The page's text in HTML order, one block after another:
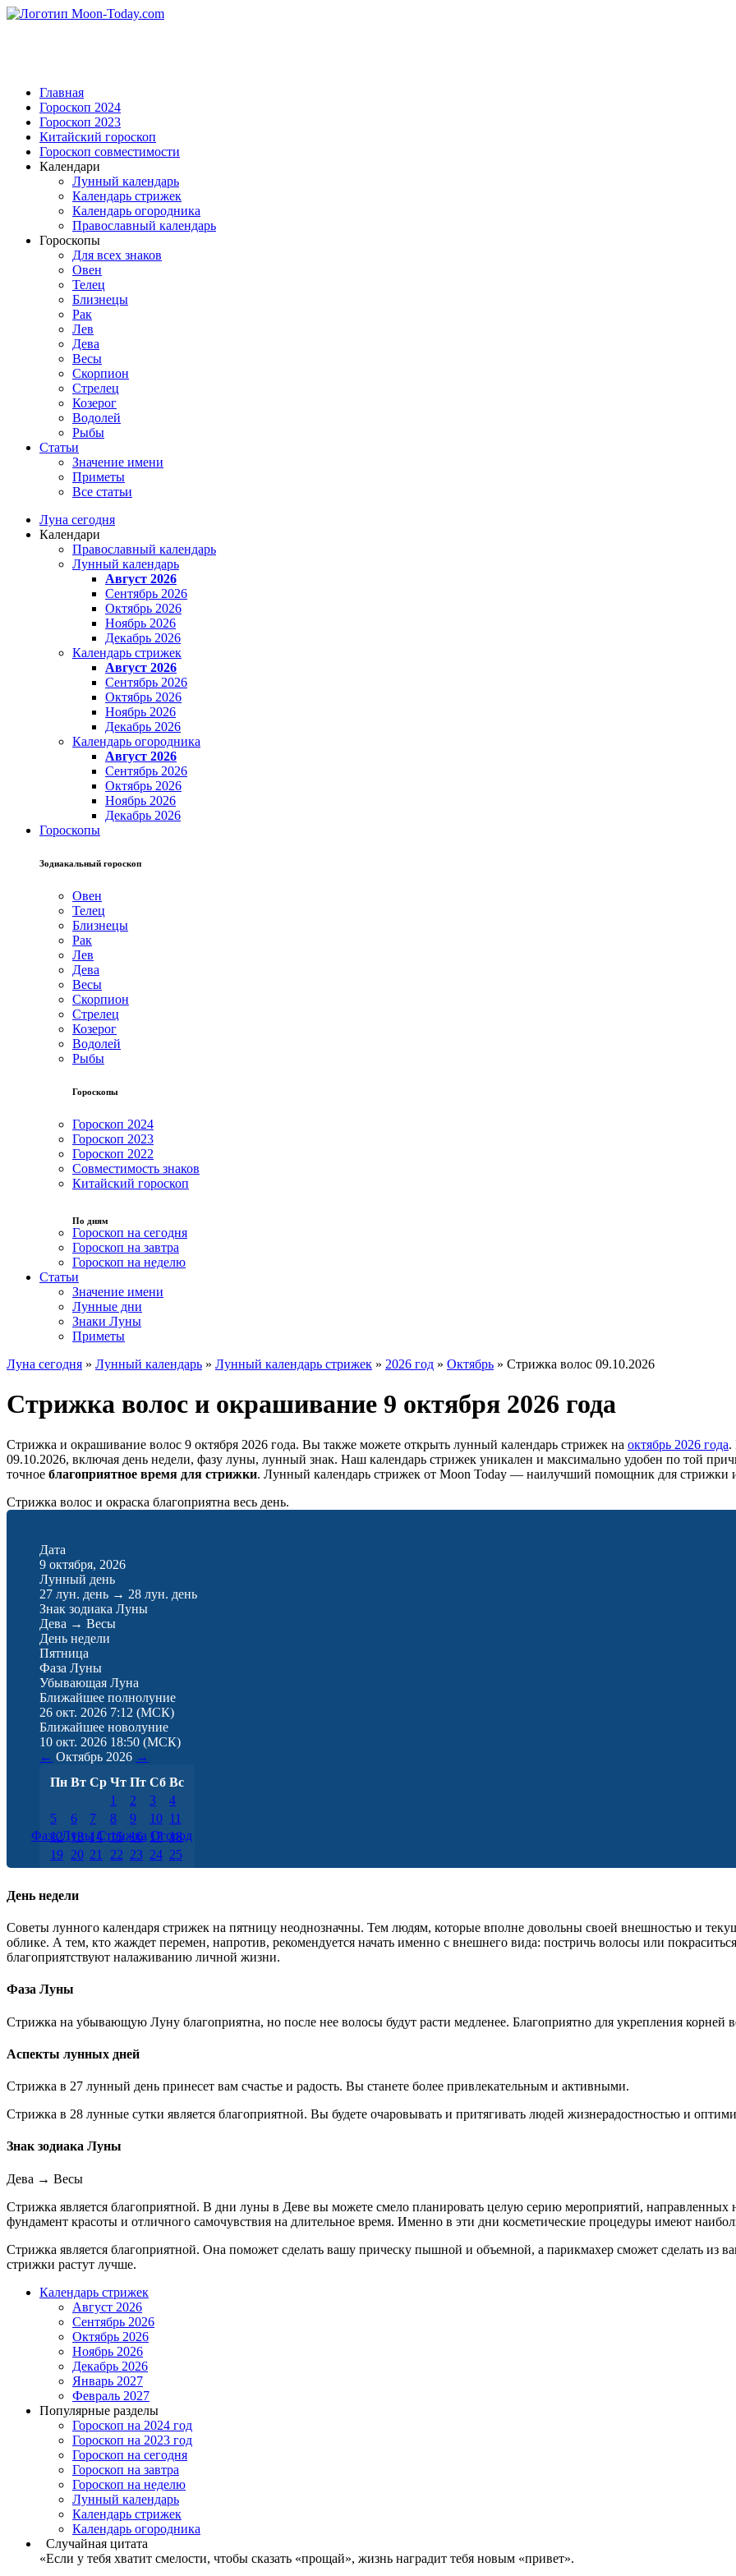
Главная
Гороскоп 2024
Гороскоп 2023
Китайский гороскоп
Гороскоп совместимости
Календари
Лунный календарь
Календарь стрижек
Календарь огородника
Православный календарь
Гороскопы
Для всех знаков
Овен
Телец
Близнецы
Рак
Лев
Дева
Весы
Скорпион
Стрелец
Козерог
Водолей
Рыбы
Статьи
Значение имени
Приметы
Все статьи
Луна сегодня
Календари
Православный календарь
Лунный календарь
Август 2026
Сентябрь 2026
Октябрь 2026
Ноябрь 2026
Декабрь 2026
Календарь стрижек
Август 2026
Сентябрь 2026
Октябрь 2026
Ноябрь 2026
Декабрь 2026
Календарь огородника
Август 2026
Сентябрь 2026
Октябрь 2026
Ноябрь 2026
Декабрь 2026
Гороскопы
Зодиакальный гороскоп
Овен
Телец
Близнецы
Рак
Лев
Дева
Весы
Скорпион
Стрелец
Козерог
Водолей
Рыбы
Гороскопы
Гороскоп 2024
Гороскоп 2023
Гороскоп 2022
Совместимость знаков
Китайский гороскоп
По дням
Гороскоп на сегодня
Гороскоп на завтра
Гороскоп на неделю
Статьи
Значение имени
Лунные дни
Знаки Луны
Приметы
Луна сегодня » Лунный календарь » Лунный календарь стрижек » 2026 год » Октябрь » Стрижка волос 09.10.2026
Стрижка волос и окрашивание 9 октября 2026 года
Стрижка и окрашивание волос 9 октября 2026 года. Вы также можете открыть лунный календарь стрижек на октябрь 2026 года.
09.10.2026, включая день недели, фазу луны, лунный знак. Наш календарь стрижек уникален и максимально удобен по той
точное благоприятное время для стрижки. Лунный календарь стрижек от Moon Today — наилучший помощник для стрижки
Стрижка волос и окраска благоприятна весь день.
Дата
9 октября, 2026
Лунный день
27 лун. день → 28 лун. день
Знак зодиака Луны
Дева → Весы
День недели
Пятница
Фаза Луны
Убывающая Луна
Ближайшее полнолуние
26 окт. 2026 7:12 (МСК)
Ближайшее новолуние
10 окт. 2026 18:50 (МСК)
← Октябрь 2026 →
Пн Вт Ср Чт Пт Сб Вс
1
2 3
4
5
6 7 8 9 10 11
12 13 14 15 16 17 18
19 20 21 22 23 24 25
26 27 28 29 30 31
Фаза Луны Стрижка Огород
День недели
Советы лунного календаря стрижек на пятницу неоднозначны. Тем людям, которые вполне довольны своей внешностью и
облике. А тем, кто жаждет перемен, напротив, рекомендуется начать именно с внешнего вида: постричь волосы или
благоприятствуют налаживанию личной жизни.
Фаза Луны
Стрижка на убывающую Луну благоприятна, но после нее волосы будут расти медленее. Благоприятно для укрепления корней
Аспекты лунных дней
Стрижка в 27 лунный день принесет вам счастье и радость. Вы станете более привлекательным и активными.
Стрижка в 28 лунные сутки является благоприятной. Вы будете очаровывать и притягивать людей жизнерадостностью и
Знак зодиака Луны
Дева → Весы
Стрижка является благоприятной. В дни луны в Деве вы можете смело планировать целую серию мероприятий,
фундамент красоты и отличного самочувствия на длительное время. Именно в эти дни косметические процедуры имеют
Стрижка является благоприятной. Она поможет сделать вашу прическу пышной и объемной, а парикмахер сможет сделать из
стрижки растут лучше.
Календарь стрижек
Август 2026
Сентябрь 2026
Октябрь 2026
Ноябрь 2026
Декабрь 2026
Январь 2027
Февраль 2027
Популярные разделы
Гороскоп на 2024 год
Гороскоп на 2023 год
Гороскоп на сегодня
Гороскоп на завтра
Гороскоп на неделю
Лунный календарь
Календарь стрижек
Календарь огородника
Случайная цитата
«Если у тебя хватит смелости, чтобы сказать «прощай», жизнь наградит тебя новым «привет».